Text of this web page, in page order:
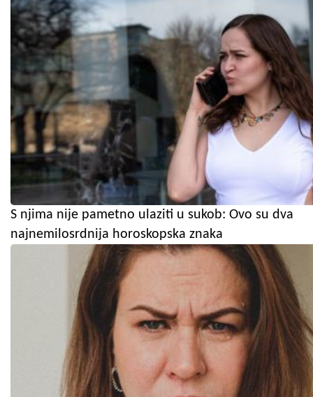
S njima nije pametno ulaziti u sukob: Ovo su dva
najnemilosrdnija horoskopska znaka